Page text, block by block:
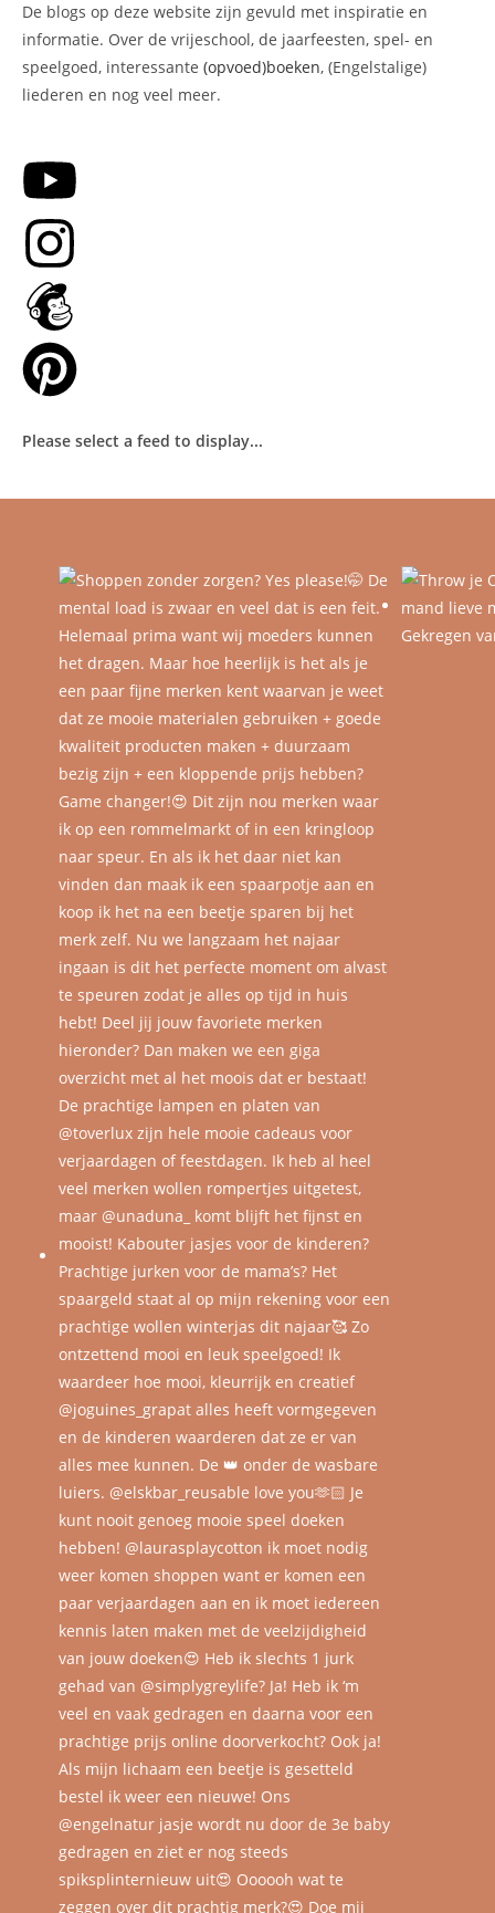
De blogs op deze website zijn gevuld met inspiratie en
informatie. Over de vrijeschool, de jaarfeesten, spel- en
speelgoed, interessante (opvoed)boeken, (Engelstalige)
liederen en nog veel meer.
Please select a feed to display...